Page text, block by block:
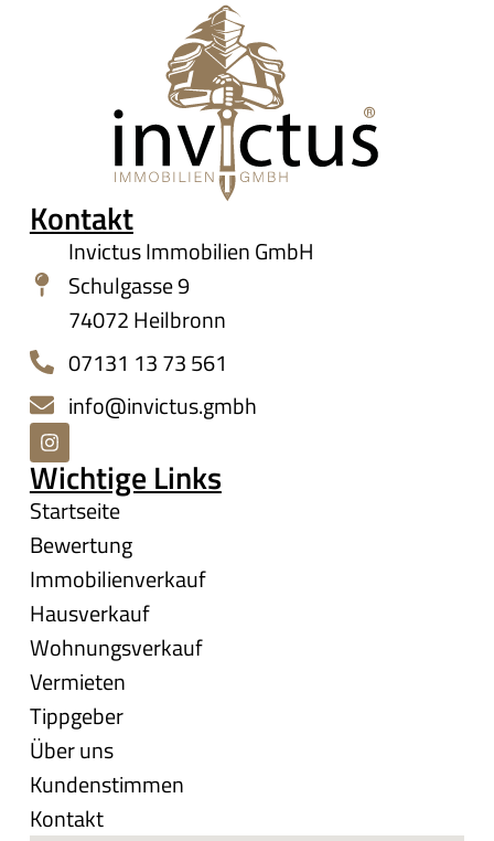
Kontakt
Invictus Immobilien GmbH
Schulgasse 9
74072 Heilbronn
07131 13 73 561
info@invictus.gmbh
Wichtige Links
Startseite
Bewertung
Immobilienverkauf
Hausverkauf
Wohnungsverkauf
Vermieten
Tippgeber
Über uns
Kundenstimmen
Kontakt